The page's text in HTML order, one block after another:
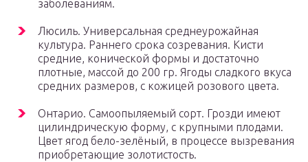
заболеваниям.
Люсиль. Универсальная среднеурожайная
культура. Раннего срока созревания. Кисти
средние, конической формы и достаточно
плотные, массой до 200 гр. Ягоды сладкого вкуса
средних размеров, с кожицей розового цвета.
Онтарио. Самоопыляемый сорт. Грозди имеют
цилиндрическую форму, с крупными плодами.
Цвет ягод бело-зелёный, в процессе вызревания
приобретающие золотистость.